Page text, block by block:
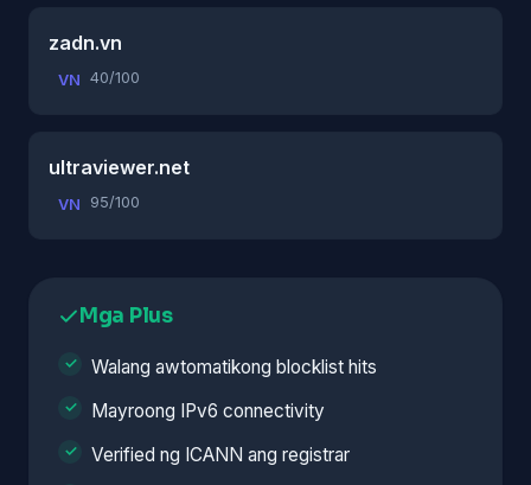
zadn.vn
VN 40/100
ultraviewer.net
VN 95/100
Mga Plus
Walang awtomatikong blocklist hits
Mayroong IPv6 connectivity
Verified ng ICANN ang registrar